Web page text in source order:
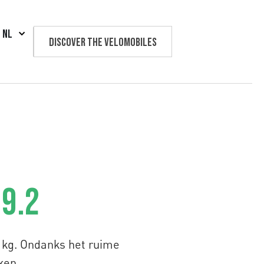
NL
Discover the velomobiles
Ondanks het ruime